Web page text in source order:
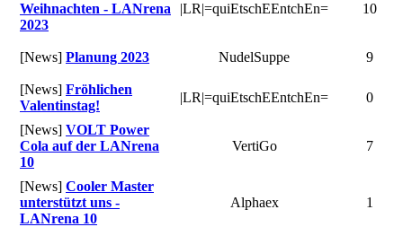
Weihnachten - LANrena
2023
|LR|=quiEtschEEntchEn= 10
[News] Planung 2023 NudelSuppe 9
[News] Fröhlichen
Valentinstag!
|LR|=quiEtschEEntchEn= 0
[News] VOLT Power
Cola auf der LANrena
10
VertiGo 7
[News] Cooler Master
unterstützt uns -
LANrena 10
Alphaex 1